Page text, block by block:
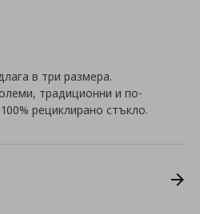
в три размера.
традиционни и по-
рециклирано стъкло.